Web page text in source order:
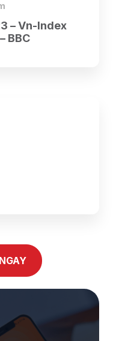
– Vn-Index
BBC